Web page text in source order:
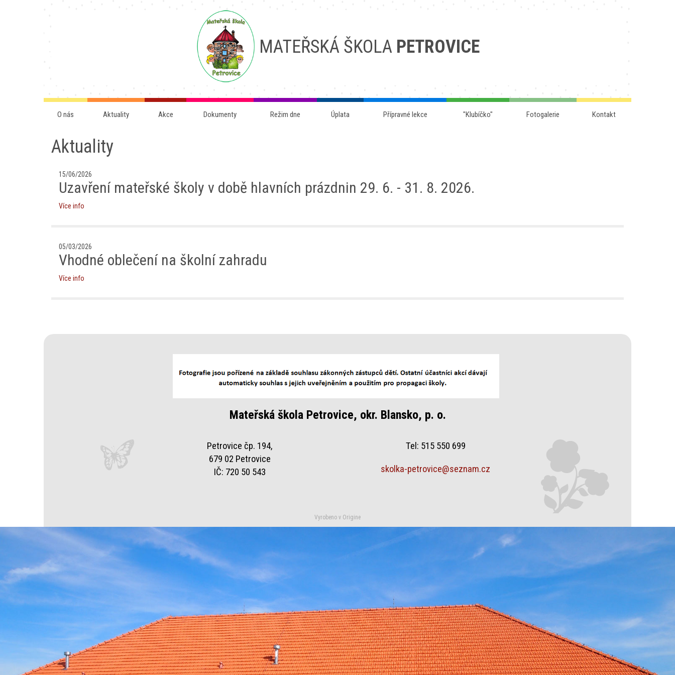
MATEŘSKÁ ŠKOLA PETROVICE
O nás Aktuality Akce Dokumenty Režim dne Úplata Přípravné lekce "Klubíčko" Fotogalerie Kontakt
Aktuality
15/06/2026
Uzavření mateřské školy v době hlavních prázdnin 29. 6. - 31. 8. 2026.
Více info
05/03/2026
Vhodné oblečení na školní zahradu
Více info
Mateřská škola Petrovice, okr. Blansko, p. o.
Petrovice čp. 194,
679 02 Petrovice
IČ: 720 50 543
Tel: 515 550 699
skolka-petrovice@seznam.cz
Vyrobeno v Origine